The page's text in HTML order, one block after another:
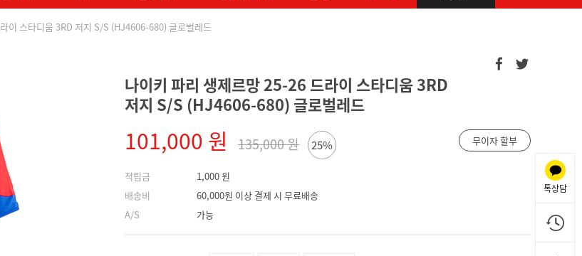
이 스타디움 3RD 저지 S/S (HJ4606-680) 글로벌레드
나이키 파리 생제르망 25-26 드라이 스타디움 3RD
저지 S/S (HJ4606-680) 글로벌레드
101,000 원 135,000 원 25% 무이자 할부
적립금
배송비
A/S
1,000 원
60,000원 이상 결제 시 무료배송
가능
톡상담